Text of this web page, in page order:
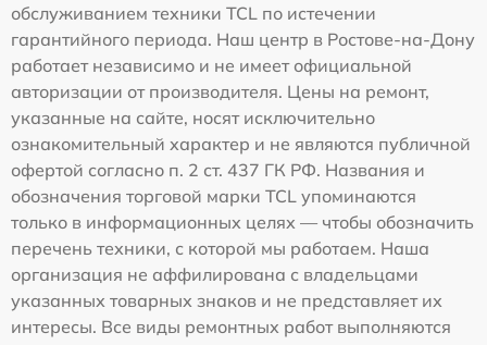
обслуживанием техники TCL по истечении
гарантийного периода. Наш центр в Ростове-на-Дону
работает независимо и не имеет официальной
авторизации от производителя. Цены на ремонт,
указанные на сайте, носят исключительно
ознакомительный характер и не являются публичной
офертой согласно п. 2 ст. 437 ГК РФ. Названия и
обозначения торговой марки TCL упоминаются
только в информационных целях — чтобы обозначить
перечень техники, с которой мы работаем. Наша
организация не аффилирована с владельцами
указанных товарных знаков и не представляет их
интересы. Все виды ремонтных работ выполняются